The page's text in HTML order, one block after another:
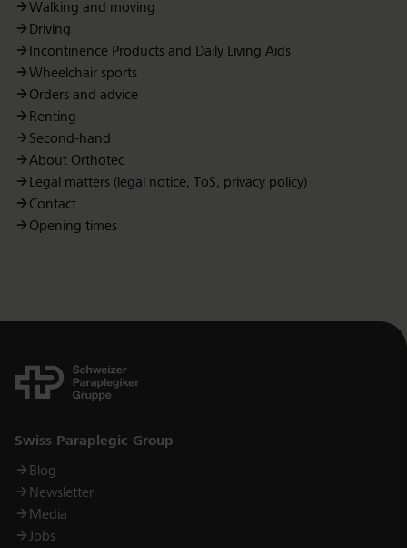
Walking and moving
Driving
Incontinence Products and Daily Living Aids
Wheelchair sports
Orders and advice
Renting
Second-hand
About Orthotec
Legal matters (legal notice, ToS, privacy policy)
Contact
Opening times
Links
Swiss Paraplegic Group
Blog
Newsletter
Media
Jobs